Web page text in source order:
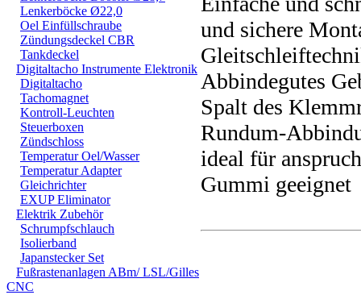
Lenkerböcke Ø22,0
Oel Einfüllschraube
Zündungsdeckel CBR
Tankdeckel
Digitaltacho Instrumente Elektronik
Digitaltacho
Tachomagnet
Kontroll-Leuchten
Steuerboxen
Zündschloss
Temperatur Oel/Wasser
Temperatur Adapter
Gleichrichter
EXUP Eliminator
Elektrik Zubehör
Schrumpfschlauch
Isolierband
Japanstecker Set
Fußrastenanlagen ABm/ LSL/Gilles
CNC
und sichere
Abbindegutes
Spalt des
Rundum-
ideal für
Gummi geeignet